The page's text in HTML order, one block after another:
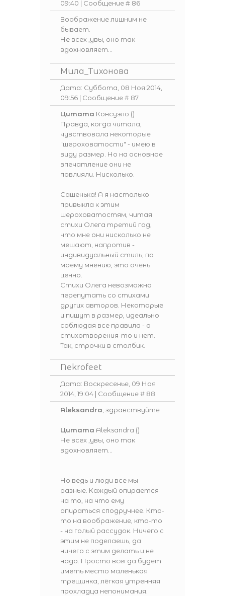
09:40 | Сообщение # 86
Воображение лишним не
бывает.
Не всех ,увы, оно так
вдохновляет...
Мила_Тихонова
Дата: Суббота, 08 Ноя 2014,
09:56 | Сообщение # 87
Цитата Консуэло ()
Правда, когда читала,
чувствовала некоторые
"шероховатости" - имею в
виду размер. Но на основное
впечатление они не
повлияли. Нисколько.
Сашенька! А я настолько
привыкла к этим
шероховатостям, читая
стихи Олега третий год,
что мне они нисколько не
мешают, напротив -
индивидуальный стиль, по
моему мнению, это очень
ценно.
Стихи Олега невозможно
перепутать со стихами
других авторов. Некоторые
и пишут в размер, идеально
соблюдая все правила - а
стихотворения-то и нет.
Так, строчки в столбик.
Nekrofeet
Дата: Воскресенье, 09 Ноя
2014, 19:04 | Сообщение # 88
Aleksandra , здравствуйте
Цитата Aleksandra ()
Не всех ,увы, оно так
вдохновляет...
Но ведь и люди все мы
разные. Каждый опирается
на то, на что ему
опираться сподручнее. Кто-
то на воображение, кто-то
- на голый рассудок. Ничего с
этим не поделаешь, да
ничего с этим делать и не
надо. Просто всегда будет
иметь место маленькая
трещинка, лёгкая утренняя
прохладца непонимания.